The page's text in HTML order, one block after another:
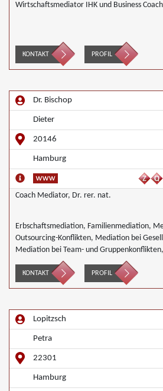
Wirtschaftsmediator IHK und Business
KONTAKT PROFIL
Dr. Bischop
Dieter
20146
Hamburg
Coach Mediator, Dr. rer. nat.
Erbschaftsmediation, Familienmediation,
Outsourcing-Konflikten, Mediation bei
Mediation bei Team- und
Unternehmensnachfolgen, Landwirtschaft
Wirtschaftsmediation
KONTAKT PROFIL
Lopitzsch
Petra
22301
Hamburg